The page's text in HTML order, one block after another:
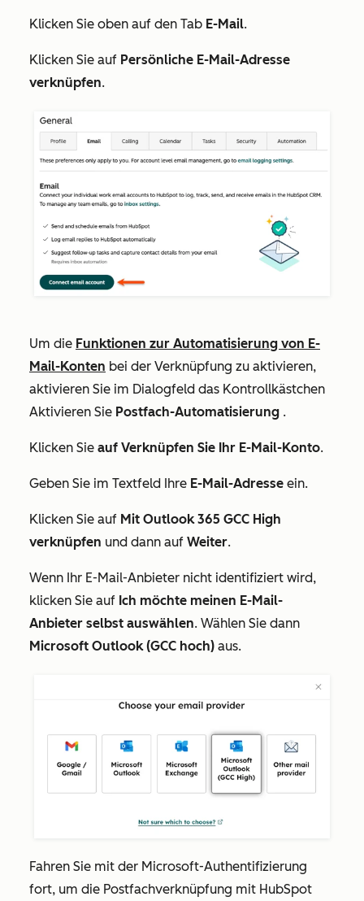
Klicken Sie oben auf den Tab E-Mail.
Klicken Sie auf Persönliche E-Mail-Adresse
verknüpfen.
Um die Funktionen zur Automatisierung von E-
Mail-Konten bei der Verknüpfung zu aktivieren,
aktivieren Sie im Dialogfeld das Kontrollkästchen
Aktivieren Sie Postfach-Automatisierung .
Klicken Sie auf Verknüpfen Sie Ihr E-Mail-Konto.
Geben Sie im Textfeld Ihre E-Mail-Adresse ein.
Klicken Sie auf Mit Outlook 365 GCC High
verknüpfen und dann auf Weiter.
Wenn Ihr E-Mail-Anbieter nicht identifiziert wird,
klicken Sie auf Ich möchte meinen E-Mail-
Anbieter selbst auswählen. Wählen Sie dann
Microsoft Outlook (GCC hoch) aus.
Fahren Sie mit der Microsoft-Authentifizierung
fort, um die Postfachverknüpfung mit HubSpot